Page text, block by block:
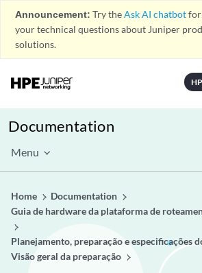
Announcement: Try theAsk AI chatbotfor
your technical questions about Juniper
solutions.
Documentation
Menu
Home
Documentation
Guia de hardware da plataforma de
Planejamento, preparação e especificações
Visão geral da preparação